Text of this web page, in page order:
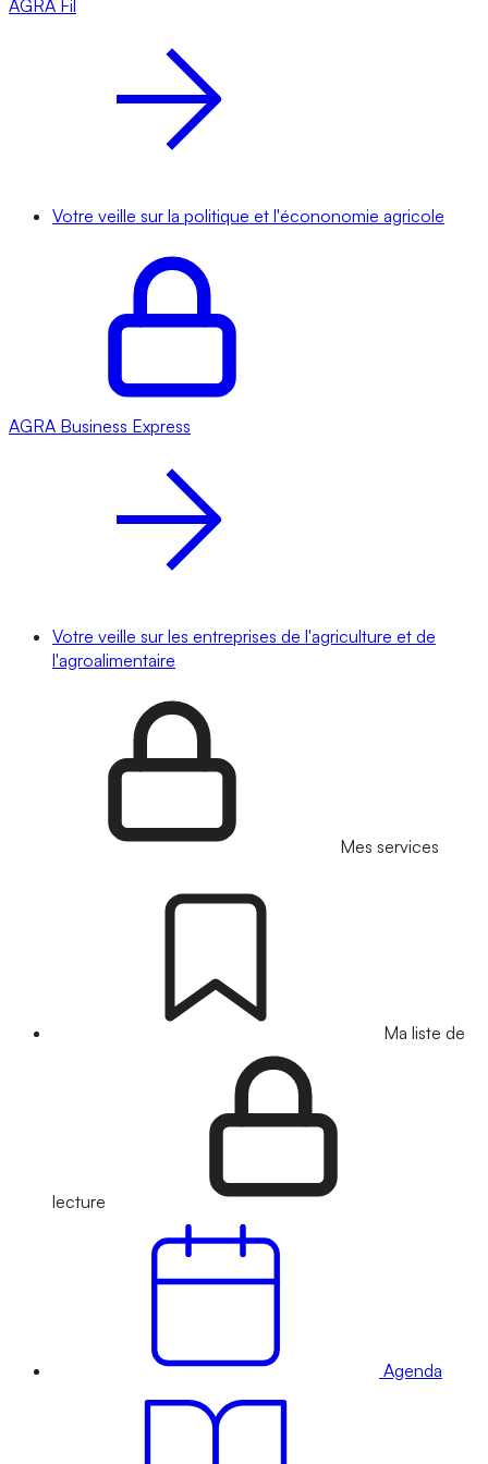
AGRA Fil
Votre veille sur la politique et l'écononomie agricole
AGRA Business Express
Votre veille sur les entreprises de l'agriculture et de
l'agroalimentaire
Mes services
Ma liste de
lecture
Agenda